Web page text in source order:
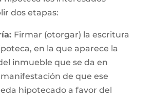
dos etapas:
Firmar (otorgar) la escritura
en la que aparece la
inmueble que se da en
de que ese
hipotecado a favor del